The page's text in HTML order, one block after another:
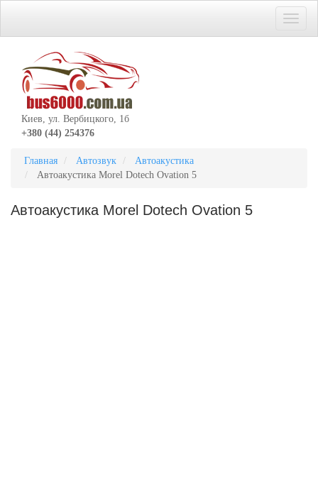
Киев, ул. Вербицкого, 1б
+380 (44) 254376
Главная Автозвук
Автоакустика
Автоакустика Morel Dotech Ovation 5
Автоакустика Morel Dotech Ovation 5